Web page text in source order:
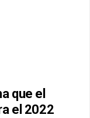
que el
el 2022